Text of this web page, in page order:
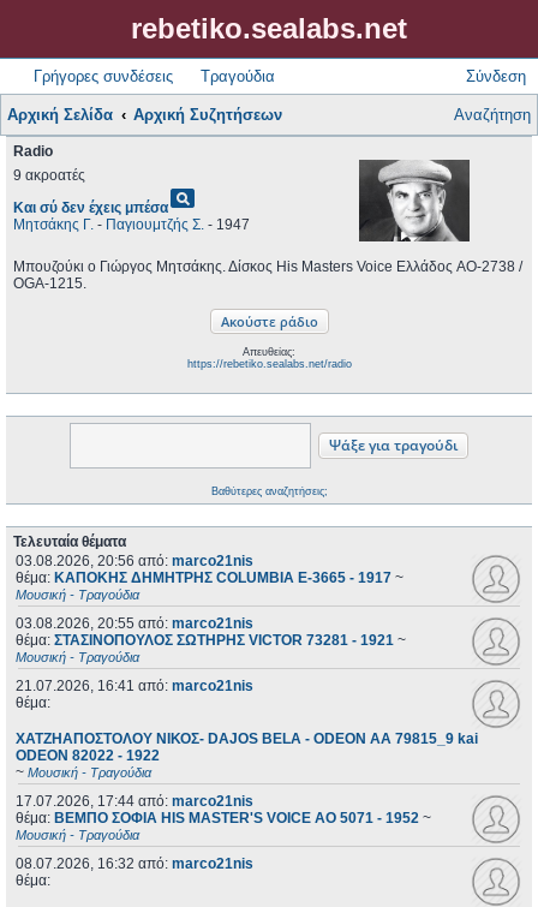
rebetiko.sealabs.net
Γρήγορες συνδέσεις Τραγούδια Σύνδεση
Αρχική Σελίδα Αρχική Συζητήσεων Αναζήτηση
Radio
9 ακροατές
Και σύ δεν έχεις μπέσαpageview
Μητσάκης Γ. - Παγιουμτζής Σ. - 1947
Μπουζούκι ο Γιώργος Μητσάκης. Δίσκος His Masters Voice Ελλάδος AO-2738 /
OGA-1215.
Απευθείας:
https://rebetiko.sealabs.net/radio
Βαθύτερες αναζητήσεις;
Τελευταία θέματα
03.08.2026, 20:56 από: marco21nis
θέμα: ΚΑΠΟΚΗΣ ΔΗΜΗΤΡΗΣ COLUMBIA E-3665 - 1917 ~
Μουσική - Τραγούδια
03.08.2026, 20:55 από: marco21nis
θέμα: ΣΤΑΣΙΝΟΠΟΥΛΟΣ ΣΩΤΗΡΗΣ VICTOR 73281 - 1921 ~
Μουσική - Τραγούδια
21.07.2026, 16:41 από: marco21nis
θέμα:
ΧΑΤΖΗΑΠΟΣΤΟΛΟΥ ΝΙΚΟΣ- DAJOS BELA - ODEON AA 79815_9 kai
ODEON 82022 - 1922
~ Μουσική - Τραγούδια
17.07.2026, 17:44 από: marco21nis
θέμα: ΒΕΜΠΟ ΣΟΦΙΑ HIS MASTER'S VOICE AO 5071 - 1952 ~
Μουσική - Τραγούδια
08.07.2026, 16:32 από: marco21nis
θέμα: